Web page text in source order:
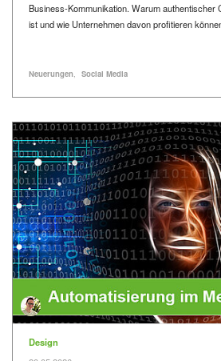
Business-Kommunikation. Warum authentischer
ist und wie Unternehmen davon profitieren
Schlagworte
Alle Blogartikel mit dem Schlagwort "
Neuerungen " anzeigen
Alle Blogartikel mit dem Schlagwort "
Social Media" anzeigen
Kategorie
Design